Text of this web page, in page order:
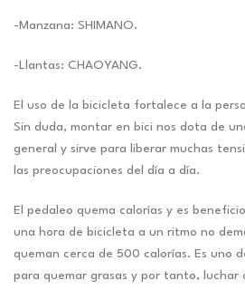
-Manzana: SHIMANO.
-Llantas: CHAOYANG.
El uso de la bicicleta fortalece a la
Sin duda, montar en bici nos dota de
general y sirve para liberar muchas
las preocupaciones del día a día.
El pedaleo quema calorías y es
una hora de bicicleta a un ritmo no
queman cerca de 500 calorías. Es uno
para quemar grasas y por tanto, luchar